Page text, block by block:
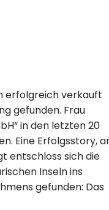
erfolgreich verkauft
gefunden. Frau
in den letzten 20
Eine Erfolgsstory,
entschloss sich die
Inseln ins
gefunden: Das